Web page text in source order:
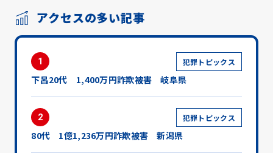
アクセスの多い記事
1 犯罪トピックス
下呂20代 1,400万円詐欺被害 岐阜県
2 犯罪トピックス
80代 1億1,236万円詐欺被害 新潟県